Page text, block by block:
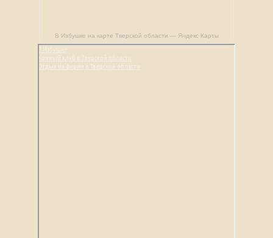
В Избушке на карте Тверской области — Яндекс Карты
В Избушке
Конный клуб в Тверской области
Отдых на ферме в Тверской области